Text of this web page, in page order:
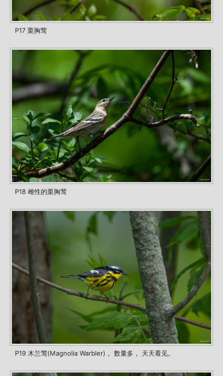
P17 栗胸莺
P18 雌性的栗胸莺
P19 木兰莺(Magnolia Warbler)， 数量多， 天天看见。